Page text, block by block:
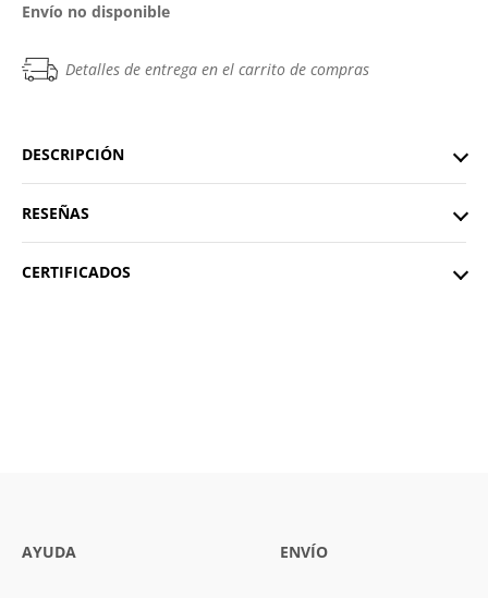
Envío no disponible
Detalles de entrega en el carrito de compras
DESCRIPCIÓN
RESEÑAS
CERTIFICADOS
AYUDA ENVÍO